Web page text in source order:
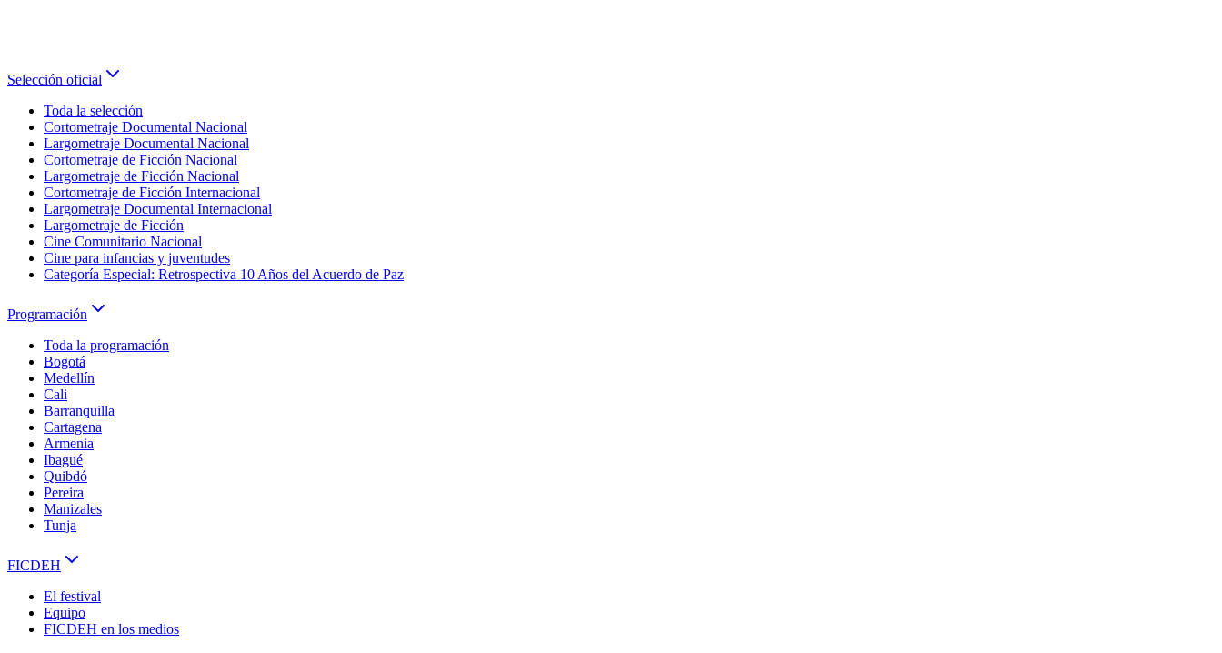
Selección oficial
Toda la selección
Cortometraje Documental Nacional
Largometraje Documental Nacional
Cortometraje de Ficción Nacional
Largometraje de Ficción Nacional
Cortometraje de Ficción Internacional
Largometraje Documental Internacional
Largometraje de Ficción
Cine Comunitario Nacional
Cine para infancias y juventudes
Categoría Especial: Retrospectiva 10 Años del Acuerdo de Paz
Programación
Toda la programación
Bogotá
Medellín
Cali
Barranquilla
Cartagena
Armenia
Ibagué
Quibdó
Pereira
Manizales
Tunja
FICDEH
El festival
Equipo
FICDEH en los medios